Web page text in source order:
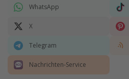
WhatsApp
X
Telegram
Nachrichten-Service